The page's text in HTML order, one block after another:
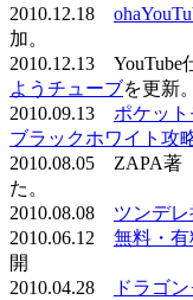
2010.12.18
加。
2010.12.13 YouTube
ようチューブを更新。
2010.09.13 ポケッ
ブラックホワイト攻
2010.08.05 ZAPA著「
た。
2010.08.08 ツンデ
2010.06.12 無料・有
開
2010.04.28
ドラゴ